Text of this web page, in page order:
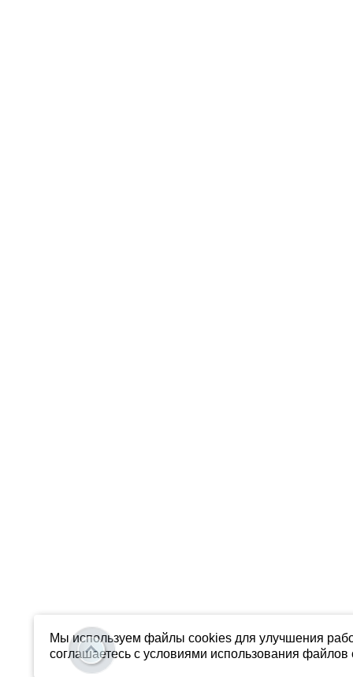
Мы используем файлы cookies для улучшения
соглашаетесь с условиями использования файлов